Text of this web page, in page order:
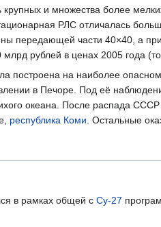
и множества более
РЛС отличалась
передающей части 40×40, а
рублей в ценах 2005 года
построена на наиболее
в Печоре. Под её
океана. После распада
республика Коми . Остальные
в рамках общей с Су-27